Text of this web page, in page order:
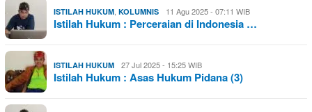
ISTILAH HUKUM, KOLUMNIS 11 Agu 2025 - 07:11 WIB
Istilah Hukum : Perceraian di Indonesia …
ISTILAH HUKUM 27 Jul 2025 - 15:25 WIB
Istilah Hukum : Asas Hukum Pidana (3)